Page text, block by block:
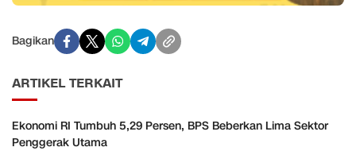
Bagikan
ARTIKEL TERKAIT
Ekonomi RI Tumbuh 5,29 Persen, BPS Beberkan Lima Sektor
Penggerak Utama